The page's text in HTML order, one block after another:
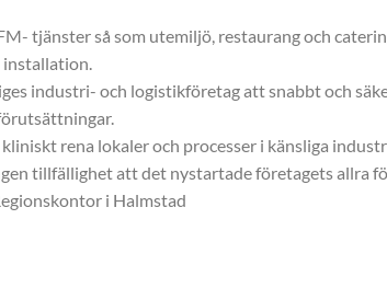
tjänster så som utemiljö, restaurang och
installation.
industri- och logistikföretag att snabbt och
rena lokaler och processer i känsliga
tillfällighet att det nystartade företagets allra
i Halmstad